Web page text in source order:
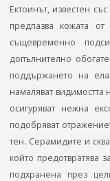
Ектоинът, известен
предпазва кожата
същевременно
допълнително
поддържането на
намаляват
осигуряват нежна
подобряват
тен. Серамидите и
който предотвратява
подхранена през